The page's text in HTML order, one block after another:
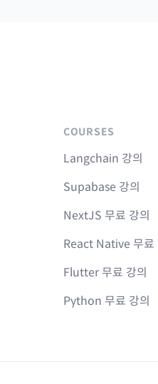
COURSES
Langchain 강의
Supabase 강의
NextJS 무료 강의
React Native 무료
Flutter 무료 강의
Python 무료 강의